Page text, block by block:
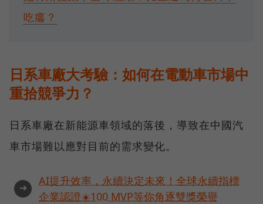
吃癟？
日系車廠大考驗：如何在電動車市場中
重拾競爭力？
日系車廠在新能源車領域的落後，導致在中國汽
車市場難以應對目前的需求變化。
➜
AI提升效率，永續決定未來！全球永續指標
企業認證☀️100 MVP等你角逐雙獎榮譽